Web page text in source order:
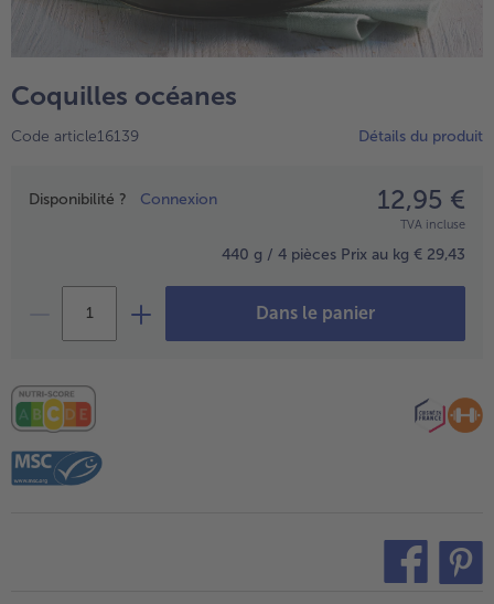
Boulangerie & Pâtisserie
TousBoulangerie & Pâtisserie
TousEntrées, Apéritifs & Snacks
Produits non surgelés
TousProduits non surgelés
Coquilles océanes
Code article16139 Détails du produit
Prix
Disponibilité ? Connexion 12,95 €
TVA incluse
440 g / 4 pièces Prix au kg € 29,43
Dans le panier